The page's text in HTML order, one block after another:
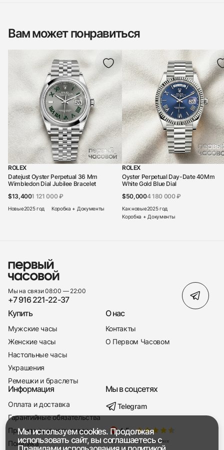
+7 916 221-22-37
Мы насвязи 08:00 — 19:00
Вам может понравиться
ROLEX
Datejust Oyster Perpetual 36 Mm
Wimbledon Dial Jubilee Bracelet
$13,4001 121 000 ₽
Новые2025 год Коробка + Документы
ROLEX
Oyster Perpetual Day-Date 40Mm
White Gold Blue Dial
$50,0004 180 000 ₽
Как новые2025 год
Коробка + Документы
Мы на связи 08:00 — 22:00
+7 916 221-22-37
Купить
Мужские часы
Женские часы
Настольные часы
Украшения
Ремешки и браслеты
О нас
Контакты
О Первом Часовом
Информация
Оплата и доставка
Гарантийные обязательства
Правила возврата товара
Политика
Мы в соцсетях
Telegram
Мы используем cookies. Продолжая
использовать сайт, вы соглашаетесь с